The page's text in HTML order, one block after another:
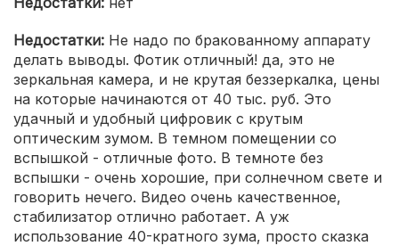
Недостатки: Не надо по бракованному аппарату
делать выводы. Фотик отличный! да, это не
зеркальная камера, и не крутая беззеркалка, цены
на которые начинаются от 40 тыс. руб. Это
удачный и удобный цифровик с крутым
оптическим зумом. В темном помещении со
вспышкой - отличные фото. В темноте без
вспышки - очень хорошие, при солнечном свете и
говорить нечего. Видео очень качественное,
стабилизатор отлично работает. А уж
использование 40-кратного зума, просто сказка